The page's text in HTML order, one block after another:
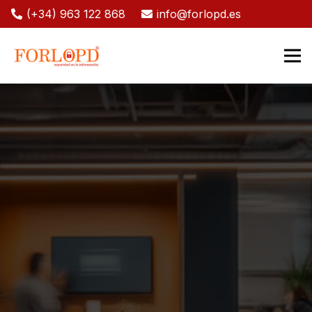
(+34) 963 122 868 info@forlopd.es